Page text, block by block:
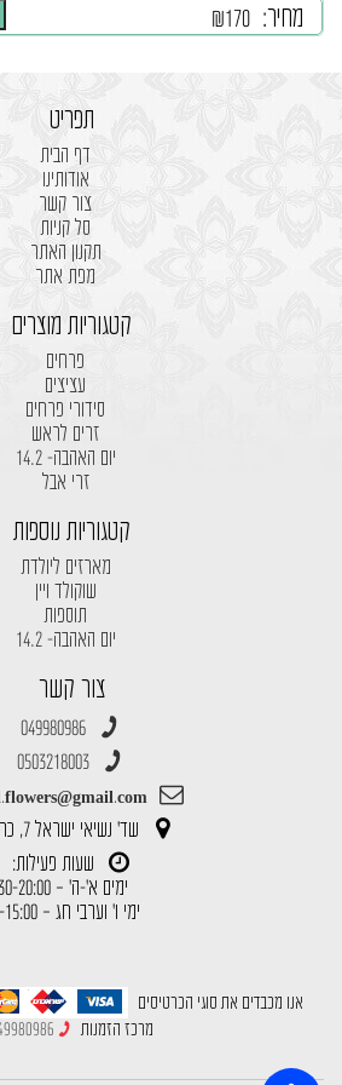
מחיר: ₪170
תפריט
דף הבית
אודותינו
צור קשר
סל קניות
תקנון האתר
מפת אתר
קטגוריות מוצרים
פרחים
עציצים
סידורי פרחים
זרים לראש
יום האהבה- 14.2
זרי אבל
קטגוריות נוספות
מארזים ליולדת
שוקולד ויין
תוספות
יום האהבה- 14.2
צור קשר
049980986
0503218003
שד' נשיאי ישראל 7, כרמיאל
שעות פעילות:
ימים א'-ה' – 08:30-20:00
ימי ו' וערבי חג – 08:00-15:00
אנו מכבדים את סוגי הכרטיסים
מרכז הזמנות